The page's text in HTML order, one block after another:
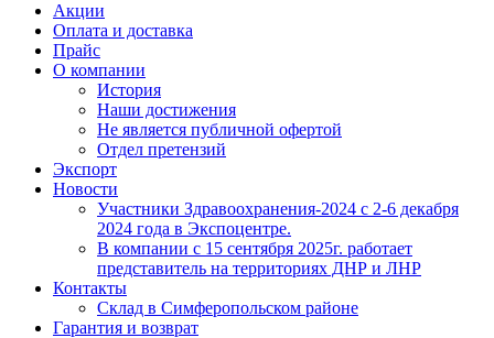
Акции
Оплата и доставка
Прайс
О компании
История
Наши достижения
Не является публичной офертой
Отдел претензий
Экспорт
Новости
Участники Здравоохранения-2024 с 2-6 декабря
2024 года в Экспоцентре.
В компании с 15 сентября 2025г. работает
представитель на территориях ДНР и ЛНР
Контакты
Склад в Симферопольском районе
Гарантия и возврат